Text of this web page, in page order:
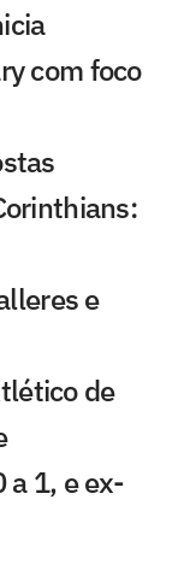
com foco
e
de
a 1, e ex-